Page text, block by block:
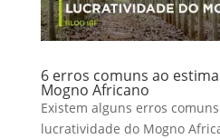
6 erros comuns ao
Mogno Africano
Existem alguns erros
lucratividade do Mogno